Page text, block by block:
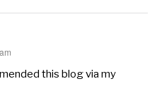
this blog via my